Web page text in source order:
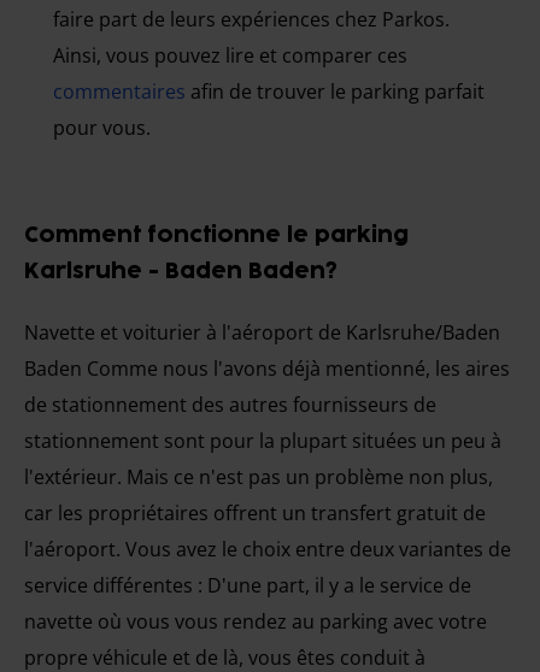
faire part de leurs expériences chez Parkos.
Ainsi, vous pouvez lire et comparer ces
commentaires afin de trouver le parking parfait
pour vous.
Comment fonctionne le parking
Karlsruhe - Baden Baden?
Navette et voiturier à l'aéroport de Karlsruhe/Baden
Baden Comme nous l'avons déjà mentionné, les aires
de stationnement des autres fournisseurs de
stationnement sont pour la plupart situées un peu à
l'extérieur. Mais ce n'est pas un problème non plus,
car les propriétaires offrent un transfert gratuit de
l'aéroport. Vous avez le choix entre deux variantes de
service différentes : D'une part, il y a le service de
navette où vous vous rendez au parking avec votre
propre véhicule et de là, vous êtes conduit à